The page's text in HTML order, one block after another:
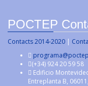
POCTEP
Contacts 2014-2020 |
(+34) 924 20 59 58
Edificio
Entreplanta B,